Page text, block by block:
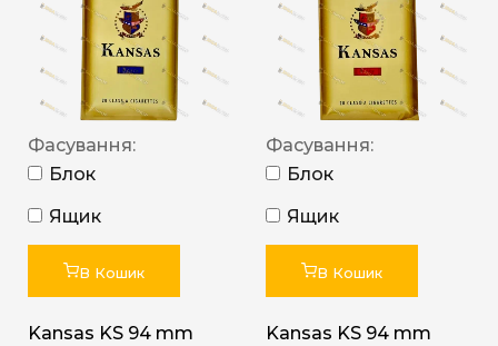
Фасування:
Блок
Ящик
В Кошик
Kansas KS 94 mm
Фасування:
Блок
Ящик
В Кошик
Kansas KS 94 mm